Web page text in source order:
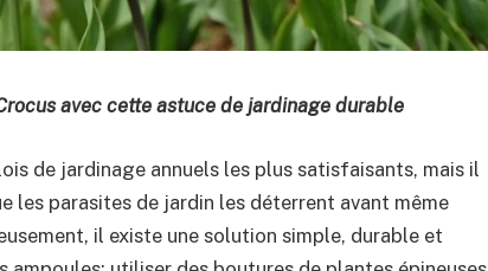
avec cette astuce de jardinage durable
de jardinage annuels les plus satisfaisants, mais il
les parasites de jardin les déterrent avant même
il existe une solution simple, durable et